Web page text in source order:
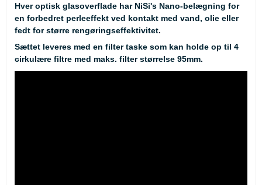
Hver optisk glasoverflade har NiSi's Nano-belægning for
en forbedret perleeffekt ved kontakt med vand, olie eller
fedt for større rengøringseffektivitet.
Sættet leveres med en filter taske som kan holde op til 4
cirkulære filtre med maks. filter størrelse 95mm.